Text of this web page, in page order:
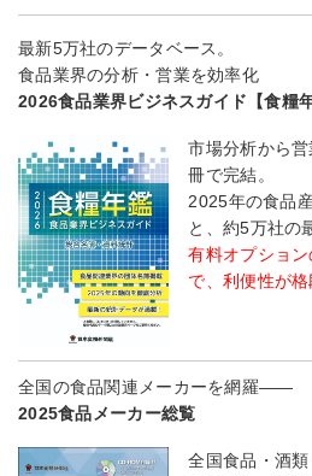
最新5万社のデータベース。
食品業界の分析・営業を効率化
2026食品業界ビジネスガイド【食糧年
市場分析から
冊で完結。
2025年の食品
と、約5万社の
有料オプショ
で、利便性が格
全国の食品関連メーカーを網羅――
2025食品メーカー総覧
全国食品・酒